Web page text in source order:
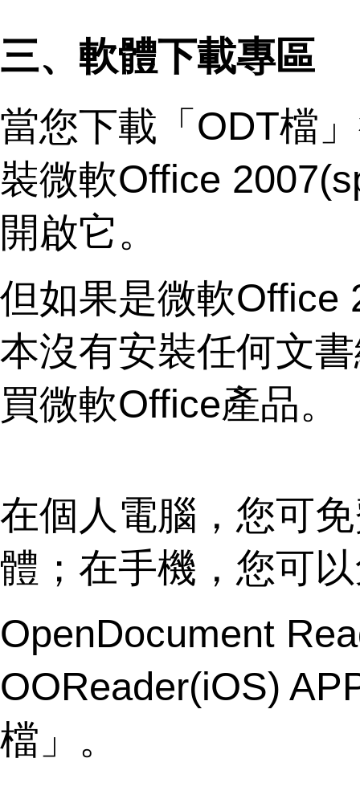
三、軟體下載專區
當您下載「ODT檔
裝微軟Office
開啟它。
但如果是微軟Office
本沒有安裝任何文
買微軟Office產品。
在個人電腦，您可
體；在手機，您可
OpenDocument
OOReader(iOS)
檔」。